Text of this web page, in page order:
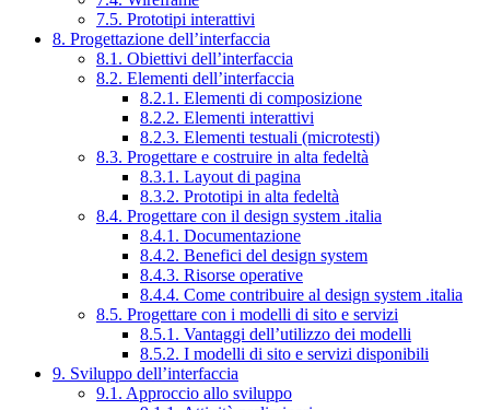
7.5. Prototipi interattivi
8. Progettazione dell’interfaccia
8.1. Obiettivi dell’interfaccia
8.2. Elementi dell’interfaccia
8.2.1. Elementi di composizione
8.2.2. Elementi interattivi
8.2.3. Elementi testuali (microtesti)
8.3. Progettare e costruire in alta fedeltà
8.3.1. Layout di pagina
8.3.2. Prototipi in alta fedeltà
8.4. Progettare con il design system .italia
8.4.1. Documentazione
8.4.2. Benefici del design system
8.4.3. Risorse operative
8.4.4. Come contribuire al design system .italia
8.5. Progettare con i modelli di sito e servizi
8.5.1. Vantaggi dell’utilizzo dei modelli
8.5.2. I modelli di sito e servizi disponibili
9. Sviluppo dell’interfaccia
9.1. Approccio allo sviluppo